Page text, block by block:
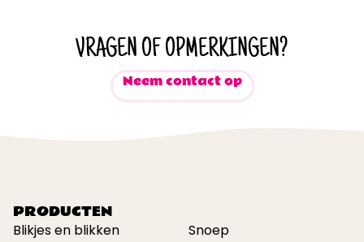
VRAGEN OF OPMERKINGEN?
Neem contact op
PRODUCTEN
Blikjes en blikken
Snoep